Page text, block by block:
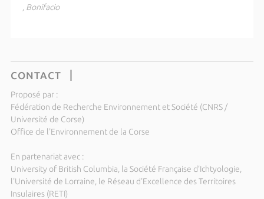
, Bonifacio
CONTACT
Proposé par :
Fédération de Recherche Environnement et Société (CNRS /
Université de Corse)
Office de l'Environnement de la Corse
En partenariat avec :
University of British Columbia, la Société Française d’Ichtyologie,
l'Université de Lorraine, le Réseau d'Excellence des Territoires
Insulaires (RETI)